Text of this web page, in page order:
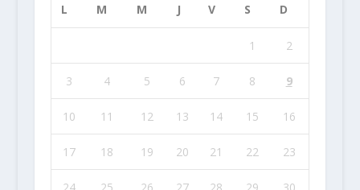
L M M J V S D
1 2
3 4 5 6 7 8 9
10 11 12 13 14 15 16
17 18 19 20 21 22 23